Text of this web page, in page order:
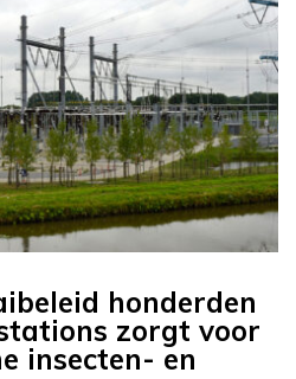
honderden
zorgt voor
insecten- en